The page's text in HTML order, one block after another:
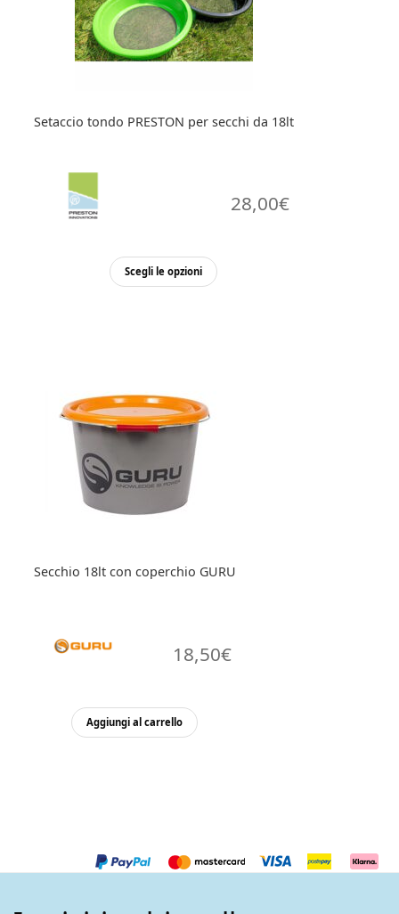
Setaccio tondo PRESTON per secchi da 18lt
28,00€
Scegli le opzioni
Questo
Secchio 18lt con coperchio GURU
18,50€
Aggiungi al carrello